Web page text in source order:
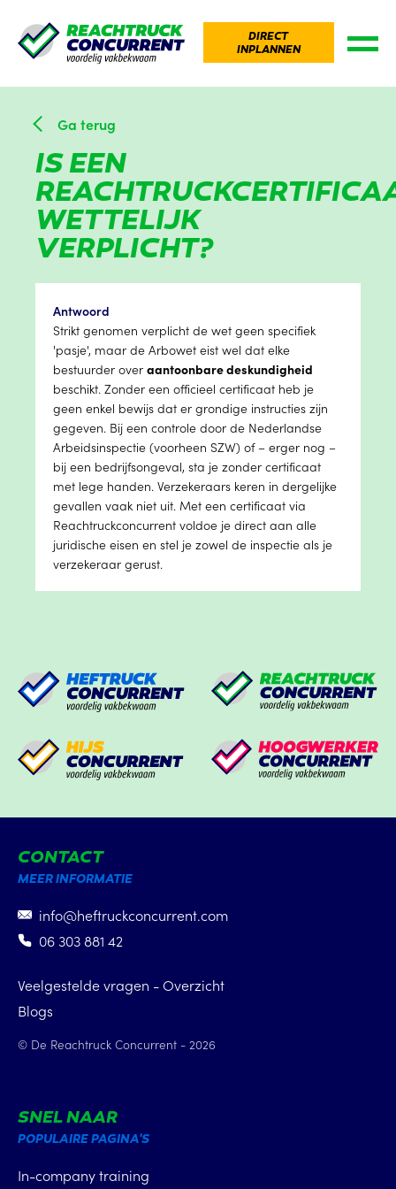
DIRECT
INPLANNEN
Ga terug
IS EEN
WETTELIJK
VERPLICHT?
Antwoord
Strikt genomen verplicht de wet geen specifiek
'pasje', maar de Arbowet eist wel dat elke
bestuurder over aantoonbare deskundigheid
beschikt. Zonder een officieel certificaat heb je
geen enkel bewijs dat er grondige instructies zijn
gegeven. Bij een controle door de Nederlandse
Arbeidsinspectie (voorheen SZW) of – erger nog –
bij een bedrijfsongeval, sta je zonder certificaat
met lege handen. Verzekeraars keren in dergelijke
gevallen vaak niet uit. Met een certificaat via
Reachtruckconcurrent voldoe je direct aan alle
juridische eisen en stel je zowel de inspectie als je
verzekeraar gerust.
CONTACT
MEER INFORMATIE
info@heftruckconcurrent.com
06 303 881 42
Veelgestelde vragen - Overzicht
Blogs
© De Reachtruck Concurrent - 2026
SNEL NAAR
POPULAIRE PAGINA'S
In-company training